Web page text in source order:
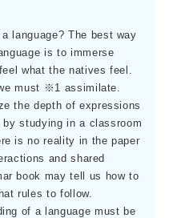
language? The best way
is to immerse
what the natives feel.
must ※1 assimilate.
the depth of expressions
studying in a classroom
is no reality in the paper
and shared
book may tell us how to
rules to follow.
of a language must be